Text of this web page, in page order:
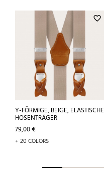
favorite_border
Y-FÖRMIGE, BEIGE, ELASTISCHE
HOSENTRÄGER
Preis
79,00 €
+ 20 COLORS